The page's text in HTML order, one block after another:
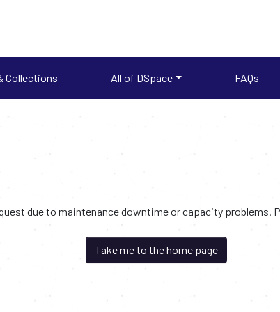
Collections All of DSpace FAQs
due to maintenance downtime or capacity problems.
Take me to the home page